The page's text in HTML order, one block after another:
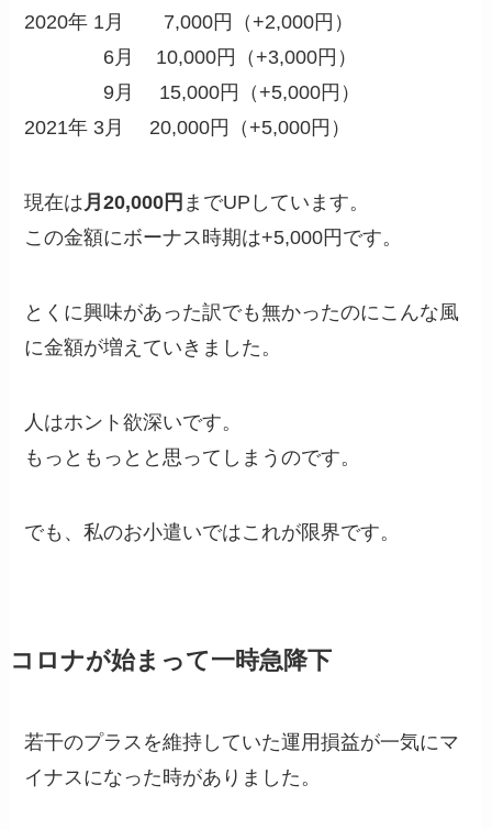
2020年 1月 7,000円（+2,000円）
6月 10,000円（+3,000円）
9月 15,000円（+5,000円）
2021年 3月 20,000円（+5,000円）
現在は月20,000円 までUPしています。
この金額にボーナス時期は+5,000円です。
とくに興味があった訳でも無かったのにこんな風
に金額が増えていきました。
人はホント欲深いです。
もっともっとと思ってしまうのです。
でも、私のお小遣いではこれが限界です。
コロナが始まって一時急降下
若干のプラスを維持していた運用損益が一気にマ
イナスになった時がありました。